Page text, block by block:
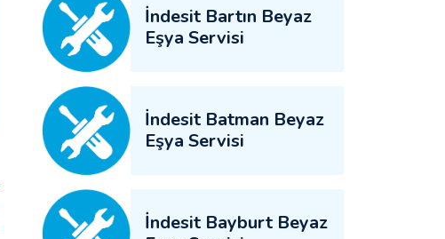
İndesit Bartın Beyaz
Eşya Servisi
İndesit Batman Beyaz
Eşya Servisi
İndesit Bayburt Beyaz